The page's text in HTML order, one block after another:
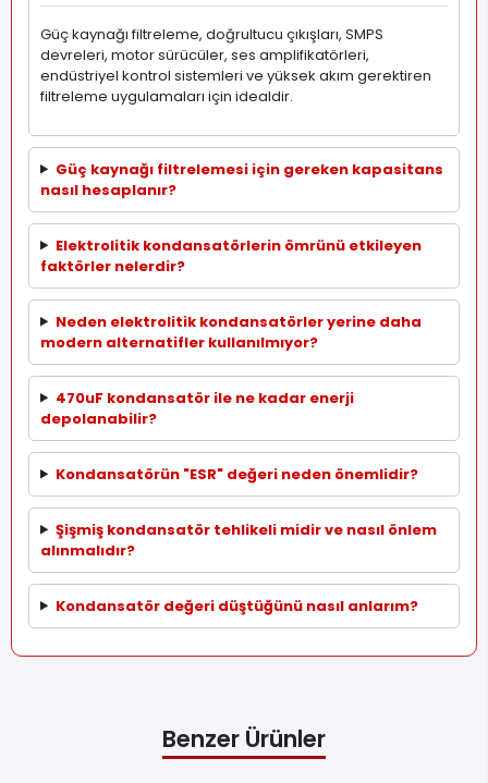
Güç kaynağı filtreleme, doğrultucu çıkışları, SMPS
devreleri, motor sürücüler, ses amplifikatörleri,
endüstriyel kontrol sistemleri ve yüksek akım gerektiren
filtreleme uygulamaları için idealdir.
Güç kaynağı filtrelemesi için gereken kapasitans
nasıl hesaplanır?
Elektrolitik kondansatörlerin ömrünü etkileyen
faktörler nelerdir?
Neden elektrolitik kondansatörler yerine daha
modern alternatifler kullanılmıyor?
470uF kondansatör ile ne kadar enerji
depolanabilir?
Kondansatörün "ESR" değeri neden önemlidir?
Şişmiş kondansatör tehlikeli midir ve nasıl önlem
alınmalıdır?
Kondansatör değeri düştüğünü nasıl anlarım?
Benzer Ürünler